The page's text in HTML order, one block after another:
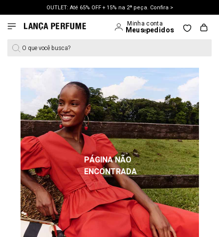
OUTLET: Até 65% OFF + 15% na 2ª peça. Confira >
LANÇAMENTO PRIMAVERA 27. Clique e aproveite.
O que você busca?
PÁGINA NÃO
ENCONTRADA